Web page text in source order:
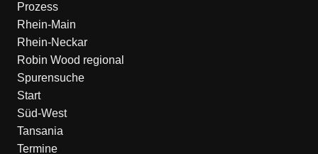
Prozess
Rhein-Main
Rhein-Neckar
Robin Wood regional
Spurensuche
Start
Süd-West
Tansania
Termine